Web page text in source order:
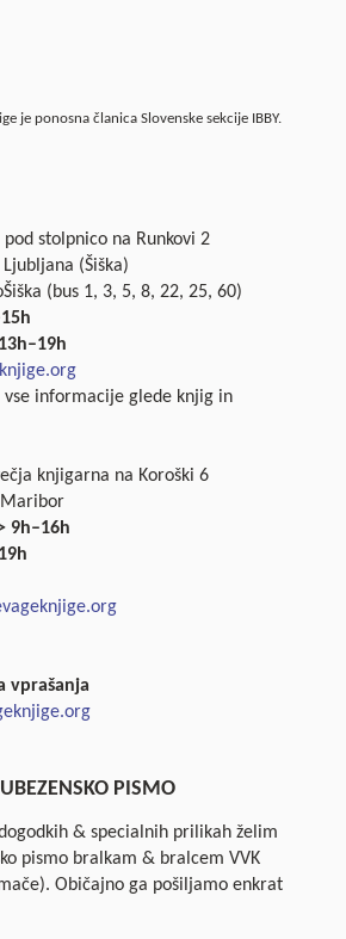
je ponosna članica Slovenske sekcije IBBY.
stolpnico na Runkovi 2
(Šiška)
(bus 1, 3, 5, 8, 22, 25, 60)
vse informacije glede knjig in
knjigarna na Koroški 6
Maribor
9h–16h
vprašanja
PISMO
& specialnih prilikah želim
pismo bralkam & bralcem VVK
Običajno ga pošiljamo enkrat